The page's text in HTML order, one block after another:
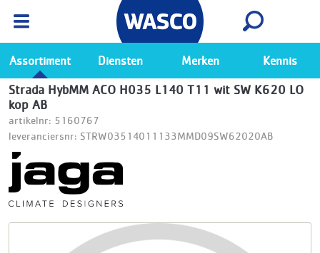
Ga naar de Wasco app
Bekijk
Assortiment Diensten Merken Kennis
Strada HybMM ACO H035 L140 T11 wit SW K620 LO
kop AB
artikelnr: 5160767
leveranciersnr: STRW03514011133MMD09SW62020AB